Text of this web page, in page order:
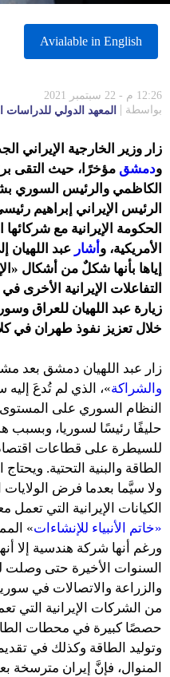
Avialable in English
12:26 م - 22 سبتمبر 2021
بواسطة
المعهد الدولي للدراسات
زار وزير الخارجية الإيراني
ودمشق مؤخرًا، حيث التقى
الكاظمي والرئيس السوري
الرئيس الإيراني إبراهيم
الحكومة الإيرانية مع
الأمريكية، و أشار عبد اللهيان
إياها بأنها شكلٌ من أشكال
التفاعلات الإيرانية
زيارة عبد اللهيان للعراق
خلال تعزيز نفوذ طهران في
زار عبد اللهيان دمشق بعد
والشراكة»، الذي لم تُدعَ إليه
النظام السوري على المستوى
حليفًا رئيسًا لسوريا، وبسبب
للسيطرة على قطاعات
الطاقة والبنية التحتية.
ولا سيَّما بعدما فرض
الكيانات الإيرانية التي
«خاتم الأنبياء للإنشاءات»
ورغم أنها شركة هندسية إلا
السنوات الأخيرة حتى
والزراعة والاتصالات في
من الشركات الإيرانية التي
حصصًا كبيرة في محطات
وتوليد الطاقة وكذلك في
المنوال، فإنَّ إيران مترسخة